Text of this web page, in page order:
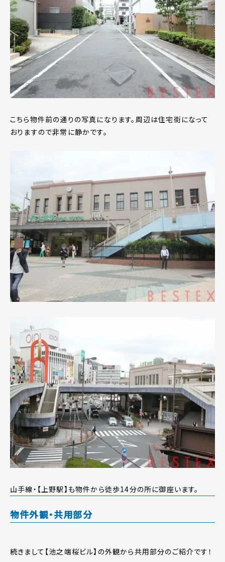
こちら物件前の通りの写真になります。周辺は住宅街になって
おりますので非常に静かです。
山手線・【上野駅】も物件から徒歩14分の所に御座います。
物件外観・共用部分
続きまして【池之端桜ビル】の外観から共用部分のご紹介です！